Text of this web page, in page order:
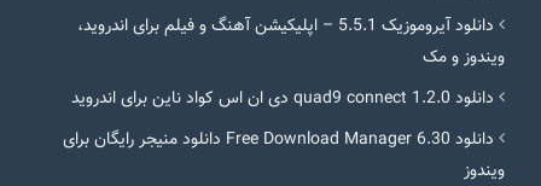
دانلود آیروموزیک 5.5.1 – اپلیکیشن آهنگ و فیلم برای اندروید،
ویندوز و مک
دانلود quad9 connect 1.2.0 دی ان اس کواد ناین برای اندروید
دانلود Free Download Manager 6.30 دانلود منیجر رایگان برای
ویندوز